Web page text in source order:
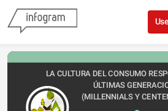
Skip to
LA CULTURA DEL CONSUMO
ÚLTIMAS
(MILLENNIALS Y